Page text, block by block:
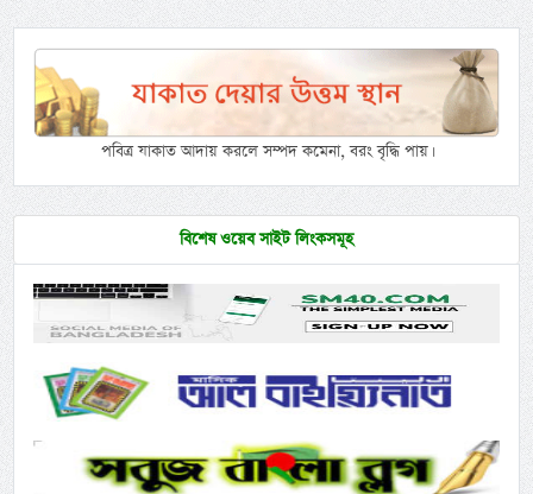
পবিত্র যাকাত আদায় করলে সম্পদ কমেনা, বরং বৃদ্ধি পায়।
বিশেষ ওয়েব সাইট লিংকসমূহ